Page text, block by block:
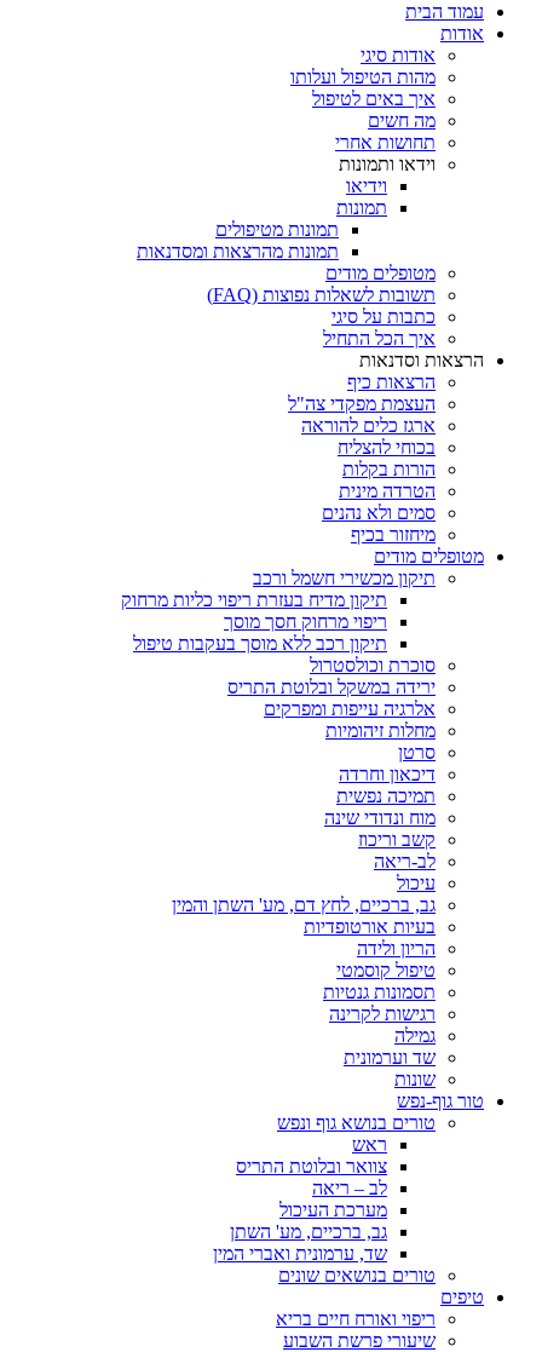
עמוד הבית
אודות
אודות סיגי
מהות הטיפול ועלותו
איך באים לטיפול
מה חשים
תחושות אחרי
וידאו ותמונות
וידיאו
תמונות
תמונות מטיפולים
תמונות מהרצאות ומסדנאות
מטופלים מודים
תשובות לשאלות נפוצות (FAQ)
כתבות על סיגי
איך הכל התחיל
הרצאות וסדנאות
הרצאות כיף
העצמת מפקדי צה"ל
ארגז כלים להוראה
בכוחי להצליח
הורות בקלות
הטרדה מינית
סמים ולא נהנים
מיחזור בכיף
מטופלים מודים
תיקון מכשירי חשמל ורכב
תיקון מדיח בעזרת ריפוי כליות מרחוק
ריפוי מרחוק חסך מוסך
תיקון רכב ללא מוסך בעקבות טיפול
סוכרת וכולסטרול
ירידה במשקל ובלוטת התריס
אלרגיה עייפות ומפרקים
מחלות זיהומיות
סרטן
דיכאון וחרדה
תמיכה נפשית
מוח ונדודי שינה
קשב וריכוז
לב-ריאה
עיכול
גב, ברכיים, לחץ דם, מע' השתן והמין
בעיות אורטופדיות
הריון ולידה
טיפול קוסמטי
תסמונות גנטיות
רגישות לקרינה
גמילה
שד וערמונית
שונות
טור גוף-נפש
טורים בנושא גוף ונפש
ראש
צוואר ובלוטת התריס
לב – ריאה
מערכת העיכול
גב, ברכיים, מע' השתן
שד, ערמונית ואברי המין
טורים בנושאים שונים
טיפים
ריפוי ואורח חיים בריא
שיעורי פרשת השבוע